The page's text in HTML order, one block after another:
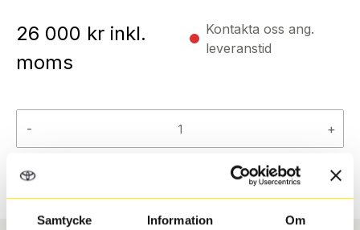
Samtycke Information Om
26 000 kr inkl.
moms
Kontakta oss ang.
leveranstid
- +